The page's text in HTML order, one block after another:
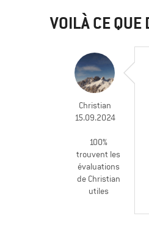
VOILÀ CE QUE
Christian
15.09.2024
100%
trouvent les
évaluations
de Christian
utiles